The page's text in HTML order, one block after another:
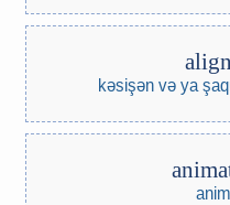
kəsişən və ya